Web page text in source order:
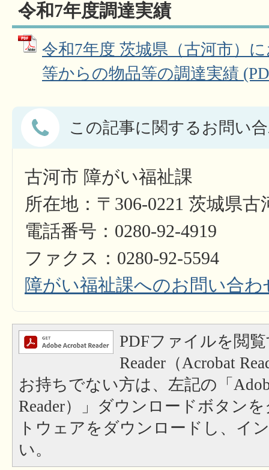
令和7年度調達実績
令和7年度 茨城県（古河市）
等からの物品等の調達実績
この記事に関するお問い
古河市 障がい福祉課
所在地：〒306-0221 茨城県
電話番号：0280-92-4919
ファクス：0280-92-5594
障がい福祉課へのお問い合わ
PDFファイルを閲
Reader（Acrobat
お持ちでない方は、左記の「
Reader）」ダウンロードボタン
トウェアをダウンロードし、イ
い。